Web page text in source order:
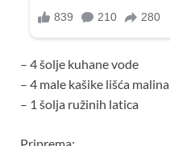
– 4 šolje kuhane vode
– 4 male kašike lišća malina
– 1 šolja ružinih latica
Priprema: